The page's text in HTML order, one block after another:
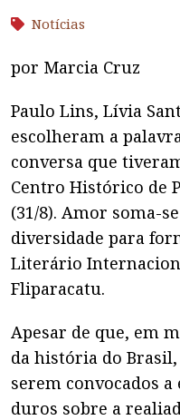
Notícias
por Marcia Cruz
Paulo Lins, Lívia
escolheram a
conversa que
Centro Histórico de
(31/8). Amor soma-
diversidade para
Literário
Fliparacatu.
Apesar de que, em
da história do
serem convocados
duros sobre a